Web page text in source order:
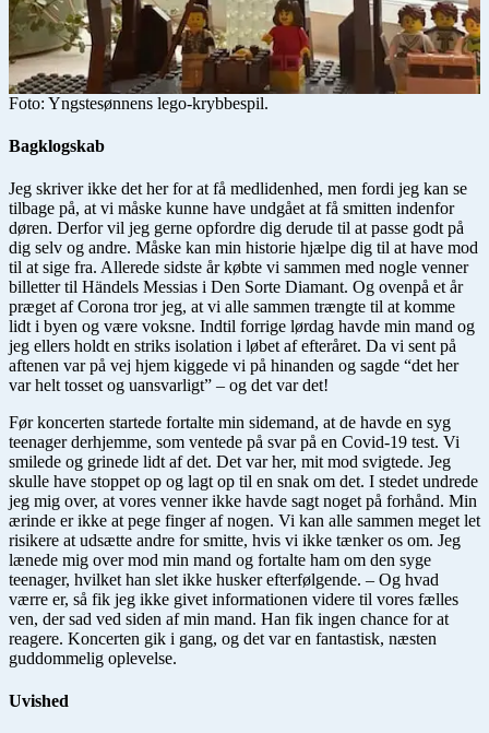
Foto: Yngstesønnens lego-krybbespil.
Bagklogskab
Jeg skriver ikke det her for at få medlidenhed, men fordi jeg kan se
tilbage på, at vi måske kunne have undgået at få smitten indenfor
døren. Derfor vil jeg gerne opfordre dig derude til at passe godt på
dig selv og andre. Måske kan min historie hjælpe dig til at have mod
til at sige fra. Allerede sidste år købte vi sammen med nogle venner
billetter til Händels Messias i Den Sorte Diamant. Og ovenpå et år
præget af Corona tror jeg, at vi alle sammen trængte til at komme
lidt i byen og være voksne. Indtil forrige lørdag havde min mand og
jeg ellers holdt en striks isolation i løbet af efteråret. Da vi sent på
aftenen var på vej hjem kiggede vi på hinanden og sagde “det her
var helt tosset og uansvarligt” – og det var det!
Før koncerten startede fortalte min sidemand, at de havde en syg
teenager derhjemme, som ventede på svar på en Covid-19 test. Vi
smilede og grinede lidt af det. Det var her, mit mod svigtede. Jeg
skulle have stoppet op og lagt op til en snak om det. I stedet undrede
jeg mig over, at vores venner ikke havde sagt noget på forhånd. Min
ærinde er ikke at pege finger af nogen. Vi kan alle sammen meget let
risikere at udsætte andre for smitte, hvis vi ikke tænker os om. Jeg
lænede mig over mod min mand og fortalte ham om den syge
teenager, hvilket han slet ikke husker efterfølgende. – Og hvad
værre er, så fik jeg ikke givet informationen videre til vores fælles
ven, der sad ved siden af min mand. Han fik ingen chance for at
reagere. Koncerten gik i gang, og det var en fantastisk, næsten
guddommelig oplevelse.
Uvished